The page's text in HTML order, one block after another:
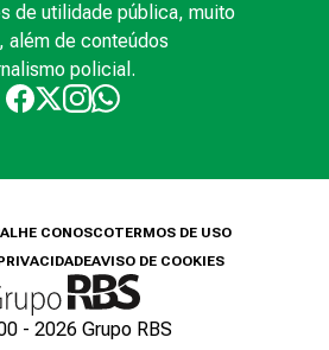
de utilidade pública, muito
além de conteúdos
policial.
CONOSCOTERMOS DE USO
AVISO DE COOKIES
- 2026 Grupo RBS